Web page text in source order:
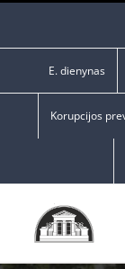
E. dienynas
Korupcijos